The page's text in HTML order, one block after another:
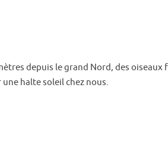
depuis le grand Nord, des oiseaux
halte soleil chez nous.